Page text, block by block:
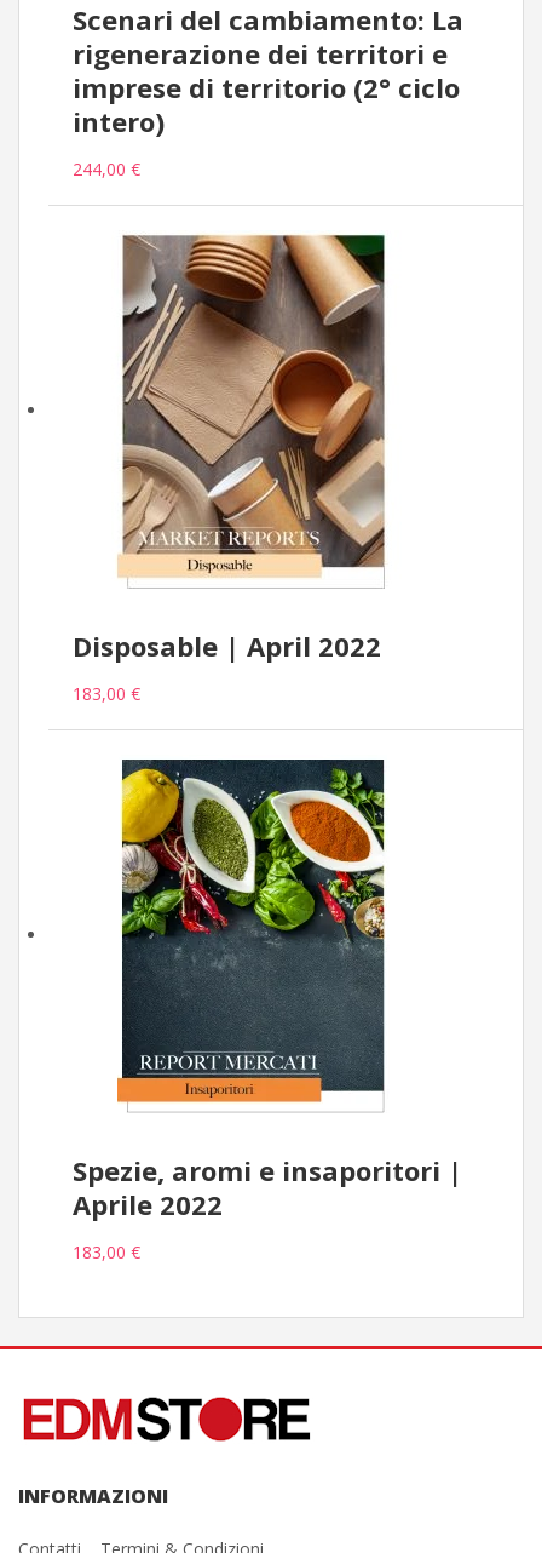
Scenari del cambiamento: La
rigenerazione dei territori e
imprese di territorio (2° ciclo
intero)
244,00 €
Disposable | April 2022
183,00 €
Spezie, aromi e insaporitori |
Aprile 2022
183,00 €
INFORMAZIONI